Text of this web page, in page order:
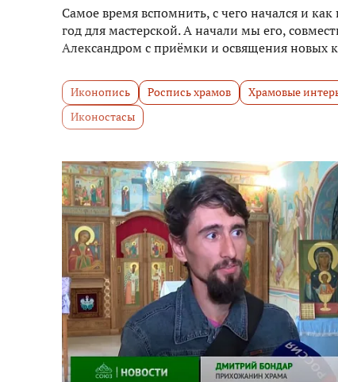
Самое время вспомнить, с чего начался и
год для мастерской. А начали мы его,
Александром с приёмки и освящения новых
Иконопись Роспись храмов
Храмовые
Иконостасы